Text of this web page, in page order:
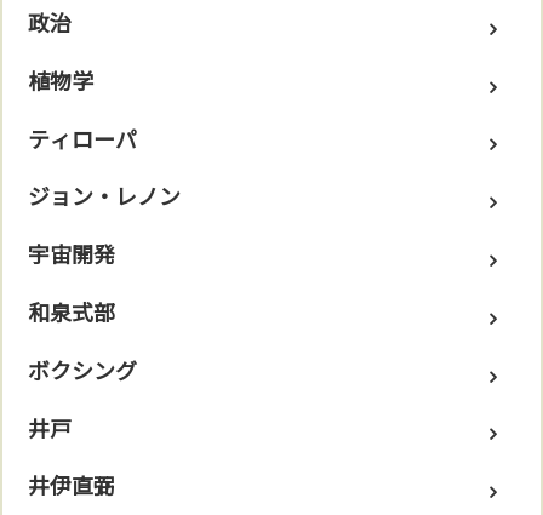
政治
植物学
ティローパ
ジョン・レノン
宇宙開発
和泉式部
ボクシング
井戸
井伊直弼